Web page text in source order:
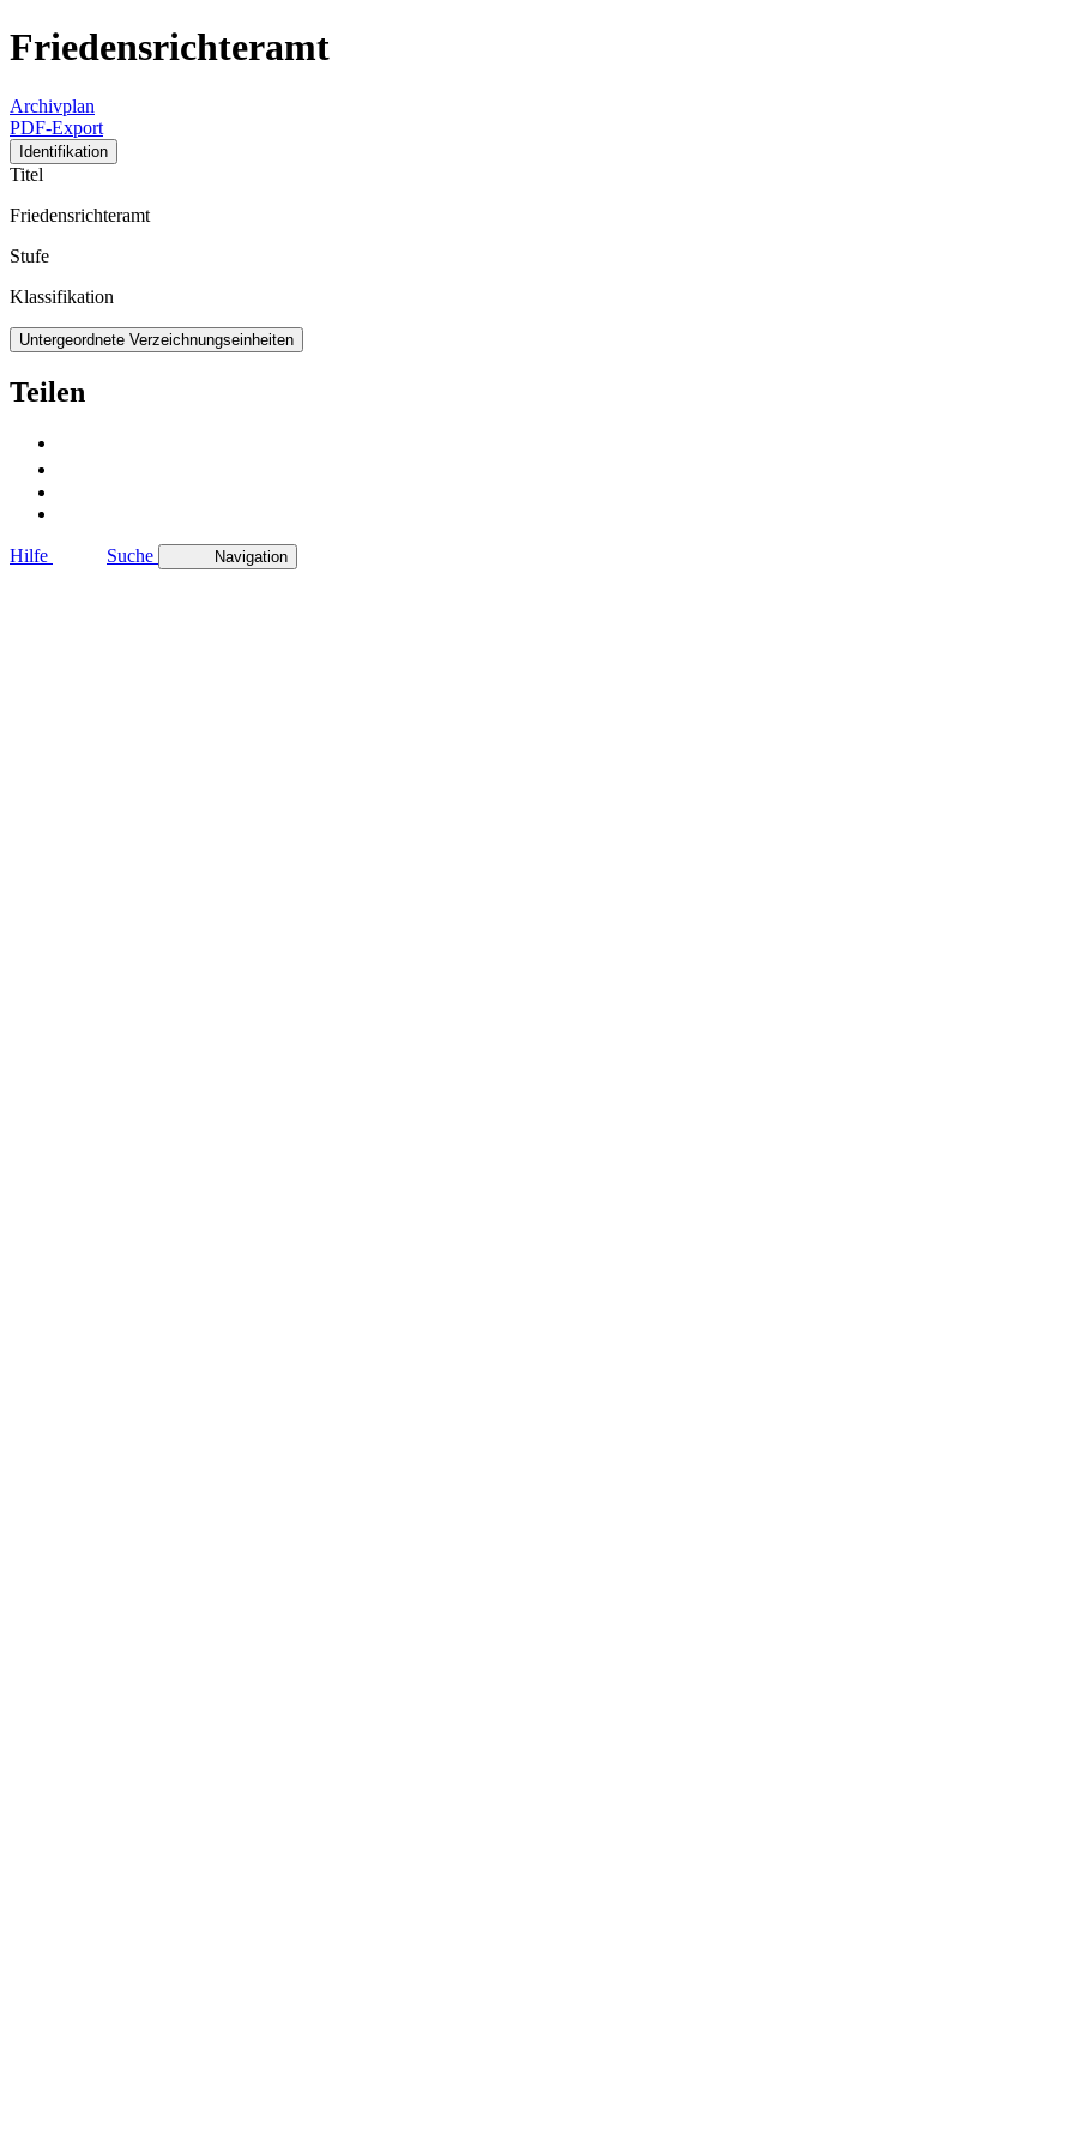
Friedensrichteramt
Archivplan
PDF-Export
Identifikation
Titel
Friedensrichteramt
Stufe
Klassifikation
Untergeordnete Verzeichnungseinheiten
Teilen
Hilfe Suche Navigation